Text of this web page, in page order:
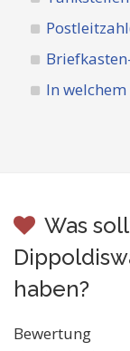
In
Was
haben?
Bewertung